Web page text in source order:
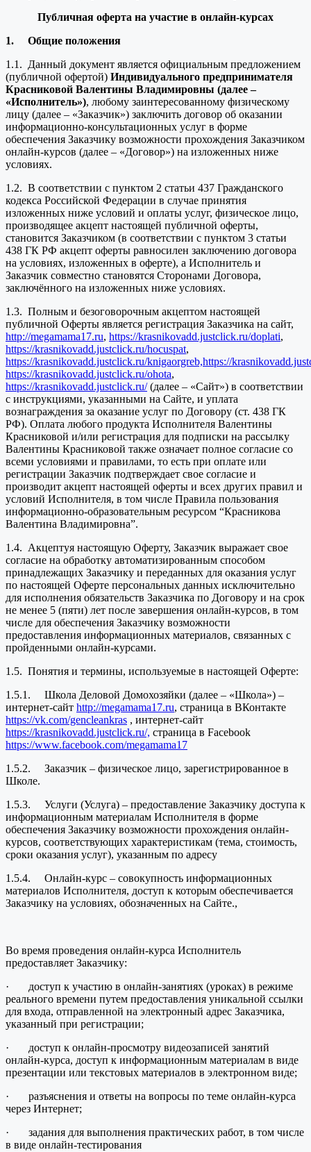
Публичная оферта на участие в онлайн-курсах
1. Общие положения
1.1. Данный документ является официальным предложением
(публичной офертой) Индивидуального предпринимателя
Красниковой Валентины Владимировны (далее –
«Исполнитель»), любому заинтересованному физическому
лицу (далее – «Заказчик») заключить договор об оказании
информационно-консультационных услуг в форме
обеспечения Заказчику возможности прохождения Заказчиком
онлайн-курсов (далее – «Договор») на изложенных ниже
условиях.
1.2. В соответствии с пунктом 2 статьи 437 Гражданского
кодекса Российской Федерации в случае принятия
изложенных ниже условий и оплаты услуг, физическое лицо,
производящее акцепт настоящей публичной оферты,
становится Заказчиком (в соответствии с пунктом 3 статьи
438 ГК РФ акцепт оферты равносилен заключению договора
на условиях, изложенных в оферте), а Исполнитель и
Заказчик совместно становятся Сторонами Договора,
заключённого на изложенных ниже условиях.
1.3. Полным и безоговорочным акцептом настоящей
публичной Оферты является регистрация Заказчика на сайт,
http://megamama17.ru, https://krasnikovadd.justclick.ru/doplati,
https://krasnikovadd.justclick.ru/hocuspat,
https://krasnikovadd.justclick.ru/knigaorgreb,https://
https://krasnikovadd.justclick.ru/ohota,
https://krasnikovadd.justclick.ru/(далее – «Сайт») в соответствии
с инструкциями, указанными на Сайте, и уплата
вознаграждения за оказание услуг по Договору (ст. 438 ГК
РФ). Оплата любого продукта Исполнителя Валентины
Красниковой и/или регистрация для подписки на рассылку
Валентины Красниковой также означает полное согласие со
всеми условиями и правилами, то есть при оплате или
регистрации Заказчик подтверждает свое согласие и
производит акцепт настоящей оферты и всех других правил и
условий Исполнителя, в том числе Правила пользования
информационно-образовательным ресурсом “Красникова
Валентина Владимировна”.
1.4. Акцептуя настоящую Оферту, Заказчик выражает свое
согласие на обработку автоматизированным способом
принадлежащих Заказчику и переданных для оказания услуг
по настоящей Оферте персональных данных исключительно
для исполнения обязательств Заказчика по Договору и на срок
не менее 5 (пяти) лет после завершения онлайн-курсов, в том
числе для обеспечения Заказчику возможности
предоставления информационных материалов, связанных с
пройденными онлайн-курсами.
1.5. Понятия и термины, используемые в настоящей Оферте:
1.5.1. Школа Деловой Домохозяйки (далее – «Школа») –
интернет-сайт http://megamama17.ru, страница в ВКонтакте
https://vk.com/gencleankras , интернет-сайт
https://krasnikovadd.justclick.ru/, страница в Facebook
https://www.facebook.com/megamama17
1.5.2. Заказчик – физическое лицо, зарегистрированное в
Школе.
1.5.3. Услуги (Услуга) – предоставление Заказчику доступа к
информационным материалам Исполнителя в форме
обеспечения Заказчику возможности прохождения онлайн-
курсов, соответствующих характеристикам (тема, стоимость,
сроки оказания услуг), указанным по адресу
1.5.4. Онлайн-курс – совокупность информационных
материалов Исполнителя, доступ к которым обеспечивается
Заказчику на условиях, обозначенных на Сайте.,
Во время проведения онлайн-курса Исполнитель
предоставляет Заказчику:
· доступ к участию в онлайн-занятиях (уроках) в режиме
реального времени путем предоставления уникальной ссылки
для входа, отправленной на электронный адрес Заказчика,
указанный при регистрации;
· доступ к онлайн-просмотру видеозаписей занятий
онлайн-курса, доступ к информационным материалам в виде
презентации или текстовых материалов в электронном виде;
· разъяснения и ответы на вопросы по теме онлайн-курса
через Интернет;
· задания для выполнения практических работ, в том числе
в виде онлайн-тестирования